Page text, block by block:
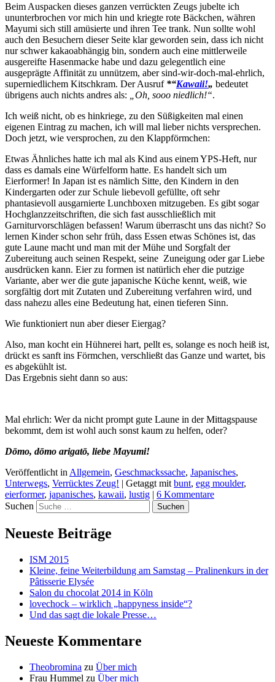
Beim Auspacken dieses ganzen verrückten Zeugs jubelte ich
ununterbrochen vor mich hin und kriegte rote Bäckchen, währen
Mayumi sich still amüsierte und ihren Tee trank. Nun sollte wohl
auch den Besuchern dieser Seite klar geworden sein, dass ich nicht
nur schwer kakaoabhängig bin, sondern auch eine mittlerweile
ausgereifte Hasenmacke habe und dazu gelegentlich eine
ausgeprägte Affinität zu unnützem, aber sind-wir-doch-mal-ehrlich,
superniedlichem Kitschkram. Der Ausruf *“Kawaii!„ bedeutet
übrigens auch nichts andres als:
„Oh, sooo niedlich!“.
Ich weiß nicht, ob es hinkriege, zu den Süßigkeiten mal einen
eigenen Eintrag zu machen, ich will mal lieber nichts versprechen.
Doch jetzt, wie versprochen, zu den Klappförmchen:
Etwas Ähnliches hatte ich mal als Kind aus einem YPS-Heft, nur
dass es damals eine Würfelform hatte. Es handelt sich um
Eierformer! In Japan ist es nämlich Sitte, den Kindern in den
Kindergarten oder zur Schule liebevoll gefüllte, oft sehr
phantasievoll ausgarnierte Lunchboxen mitzugeben. Es gibt sogar
Hochglanzzeitschriften, die sich fast ausschließlich mit
Garniturvorschlägen befassen! Warum überrascht uns das nicht? So
lernen Kinder schon sehr früh, dass Essen etwas Schönes ist, das
gute Laune macht und man mit der Mühe und Sorgfalt der
Zubereitung auch seinen Respekt, seine Zuneigung oder gar Liebe
ausdrücken kann. Eier zu formen ist natürlich eher die putzige
Variante, aber wer die gute japanische Küche kennt, weiß, wie
sorgfältig dort mit Zutaten und Zubereitung verfahren wird, und
dass nahezu alles eine Bedeutung hat, einen tieferen Sinn.
Wie funktioniert nun aber dieser Eiergag?
Also, man kocht ein Hühnerei hart, pellt es, solange es noch heiß ist,
drückt es sanft ins Förmchen, verschließt das Ganze und wartet, bis
es abgekühlt ist.
Das Ergebnis sieht dann so aus:
Mal ehrlich: Wer da nicht prompt gute Laune in der Mittagspause
bekommt, dem ist wohl auch sonst kaum zu helfen, oder?
Dōmo, dōmo arigatō, liebe Mayumi!
Veröffentlicht in Allgemein, Geschmackssache, Japanisches,
Unterwegs, Verrücktes Zeug! | Getaggt mit bunt, egg moulder,
eierformer, japanisches, kawaii, lustig | 6 Kommentare
Suchen
Neueste Beiträge
ISM 2015
Kleine, feine Weiterbildung am Samstag – Pralinenkurs in der
Pâtisserie Elysée
Salon du chocolat 2014 in Köln
lovechock – wirklich „happyness inside“?
Und das sagt die lokale Presse…
Neueste Kommentare
Theobromina zu Über mich
Frau Hummel zu Über mich